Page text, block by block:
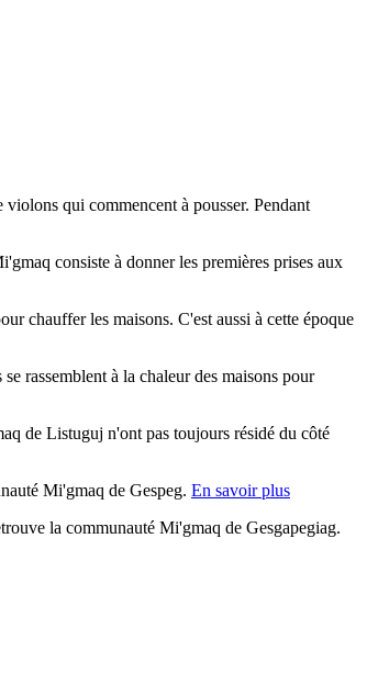
qui commencent à pousser. Pendant
consiste à donner les premières prises aux
chauffer les maisons. C'est aussi à cette époque
rassemblent à la chaleur des maisons pour
de Listuguj n'ont pas toujours résidé du côté
Mi'gmaq de Gespeg. En savoir plus
la communauté Mi'gmaq de Gesgapegiag.